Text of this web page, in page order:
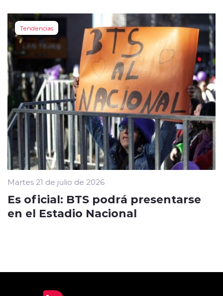
Tendencias
Martes 21 de julio de 2026
Es oficial: BTS podrá presentarse
en el Estadio Nacional